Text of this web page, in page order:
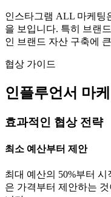
인스타그램 ALL 마케팅
을 보입니다. 특히 브랜드
인 브랜드 자산 구축에
협상 가이드
인플루언서 마
효과적인 협상 전략
최소 예산부터 제안
최대 예산의 50%부터
은 가격부터 제안하는